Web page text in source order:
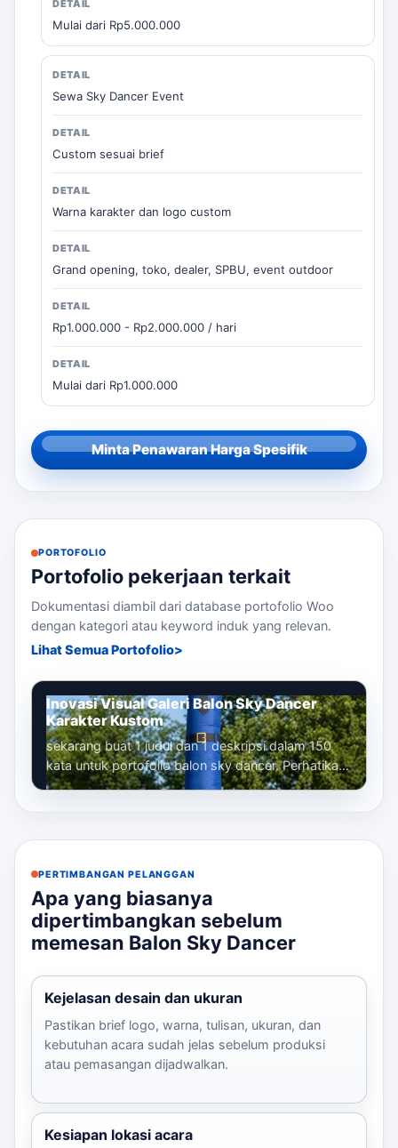
Mulai dari Rp5.000.000
Sewa Sky Dancer Event
Custom sesuai brief
Warna karakter dan logo custom
Grand opening, toko, dealer, SPBU, event outdoor
Rp1.000.000 - Rp2.000.000 / hari
Mulai dari Rp1.000.000
Minta Penawaran Harga Spesifik
PORTOFOLIO
Portofolio pekerjaan terkait
Dokumentasi diambil dari database portofolio Woo
dengan kategori atau keyword induk yang relevan.
Lihat Semua Portofolio
Inovasi Visual Galeri Balon Sky Dancer
Karakter Kustom
sekarang buat 1 judul dan 1 deskripsi dalam 150
kata untuk portofolio balon sky dancer. Perhatikan
bahwa kita sudah membuat banyak...
PERTIMBANGAN PELANGGAN
Apa yang biasanya
dipertimbangkan sebelum
memesan Balon Sky Dancer
Kejelasan desain dan ukuran
Pastikan brief logo, warna, tulisan, ukuran, dan
kebutuhan acara sudah jelas sebelum produksi
atau pemasangan dijadwalkan.
Kesiapan lokasi acara